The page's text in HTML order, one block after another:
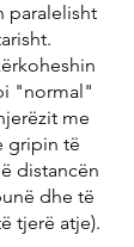
paralelisht
"normal"
me
gripin të
distancën
dhe të
tjerë atje).